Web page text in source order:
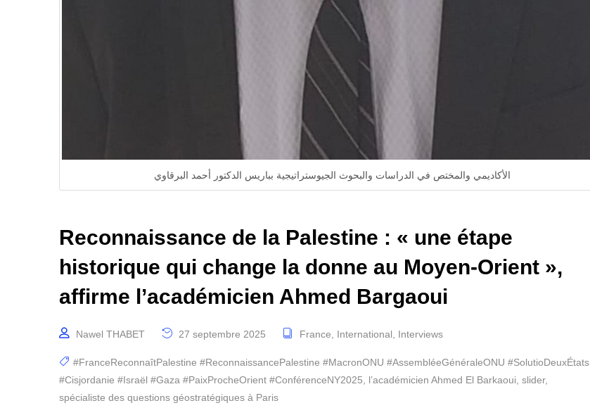
الأكاديمي والمختص في الدراسات والبحوث الجيوستراتيجية بباريس الدكتور أحمد البرقاوي
Reconnaissance de la Palestine : « une étape
historique qui change la donne au Moyen-Orient »,
affirme l’académicien Ahmed Bargaoui
Nawel THABET 27 septembre 2025 France International Interviews
#FranceReconnaîtPalestine #ReconnaissancePalestine #MacronONU #AssembléeGénéraleONU #SolutioDeuxÉtats
#Cisjordanie #Israël #Gaza #PaixProcheOrient #ConférenceNY2025
l’académicien Ahmed El Barkaoui slider,
spécialiste des questions géostratégiques à Paris